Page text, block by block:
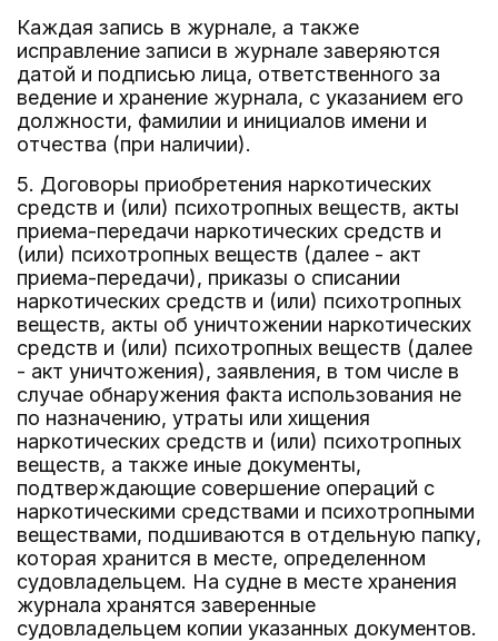
Каждая запись в журнале, а также
исправление записи в журнале заверяются
датой и подписью лица, ответственного за
ведение и хранение журнала, с указанием его
должности, фамилии и инициалов имени и
отчества (при наличии).
5. Договоры приобретения наркотических
средств и (или) психотропных веществ, акты
приема-передачи наркотических средств и
(или) психотропных веществ (далее - акт
приема-передачи), приказы о списании
наркотических средств и (или) психотропных
веществ, акты об уничтожении наркотических
средств и (или) психотропных веществ (далее
- акт уничтожения), заявления, в том числе в
случае обнаружения факта использования не
по назначению, утраты или хищения
наркотических средств и (или) психотропных
веществ, а также иные документы,
подтверждающие совершение операций с
наркотическими средствами и психотропными
веществами, подшиваются в отдельную папку,
которая хранится в месте, определенном
судовладельцем. На судне в месте хранения
журнала хранятся заверенные
судовладельцем копии указанных документов.